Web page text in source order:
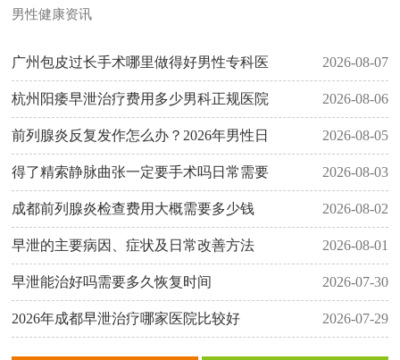
男性健康资讯
广州包皮过长手术哪里做得好男性专科医 2026-08-07
杭州阳痿早泄治疗费用多少男科正规医院 2026-08-06
前列腺炎反复发作怎么办？2026年男性日 2026-08-05
得了精索静脉曲张一定要手术吗日常需要 2026-08-03
成都前列腺炎检查费用大概需要多少钱 2026-08-02
早泄的主要病因、症状及日常改善方法 2026-08-01
早泄能治好吗需要多久恢复时间 2026-07-30
2026年成都早泄治疗哪家医院比较好 2026-07-29